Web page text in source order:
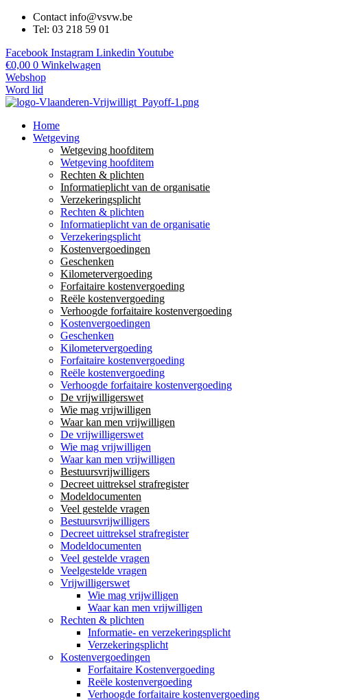
Contact info@vsvw.be
Tel: 03 218 59 01
Facebook Instagram Linkedin Youtube
€0,00 0 Winkelwagen
Webshop
Word lid
Home
Wetgeving
Wetgeving hoofditem
Wetgeving hoofditem
Rechten & plichten
Informatieplicht van de organisatie
Verzekeringsplicht
Rechten & plichten
Informatieplicht van de organisatie
Verzekeringsplicht
Kostenvergoedingen
Geschenken
Kilometervergoeding
Forfaitaire kostenvergoeding
Reële kostenvergoeding
Verhoogde forfaitaire kostenvergoeding
Kostenvergoedingen
Geschenken
Kilometervergoeding
Forfaitaire kostenvergoeding
Reële kostenvergoeding
Verhoogde forfaitaire kostenvergoeding
De vrijwilligerswet
Wie mag vrijwilligen
Waar kan men vrijwilligen
De vrijwilligerswet
Wie mag vrijwilligen
Waar kan men vrijwilligen
Bestuursvrijwilligers
Decreet uittreksel strafregister
Modeldocumenten
Veel gestelde vragen
Bestuursvrijwilligers
Decreet uittreksel strafregister
Modeldocumenten
Veel gestelde vragen
Veelgestelde vragen
Vrijwilligerswet
Wie mag vrijwilligen
Waar kan men vrijwilligen
Rechten & plichten
Informatie- en verzekeringsplicht
Verzekeringsplicht
Kostenvergoedingen
Forfaitaire Kostenvergoeding
Reële kostenvergoeding
Verhoogde forfaitaire kostenvergoeding